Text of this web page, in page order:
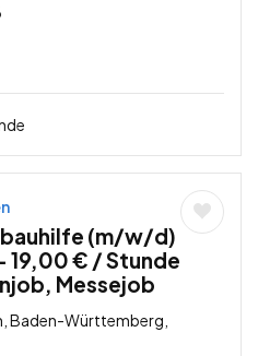
(m/w/d)
19,00 € / Stunde
Messejob
Baden-Württemberg,